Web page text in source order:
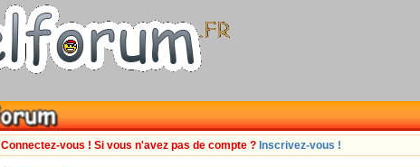
Connectez-vous ! Si vous n'avez pas de compte ? Inscrivez-vous !